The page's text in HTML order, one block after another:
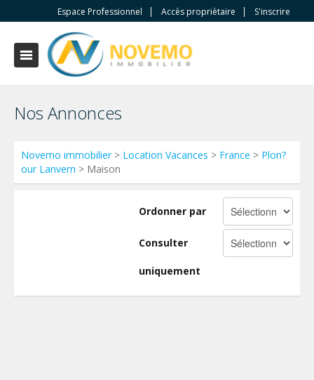
Espace Professionnel Accès propriètaire S'inscrire
Nos Annonces
Novemo immobilier> Location Vacances > France > Plon?
our Lanvern > Maison
Ordonner par
Consulter
uniquement